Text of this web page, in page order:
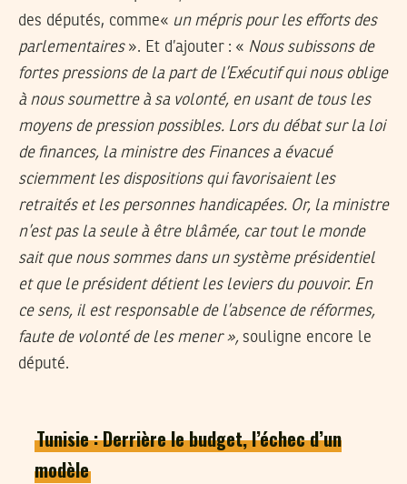
des députés, comme« un mépris pour les efforts des
parlementaires ». Et d’ajouter : « Nous subissons de
fortes pressions de la part de l’Exécutif qui nous oblige
à nous soumettre à sa volonté, en usant de tous les
moyens de pression possibles. Lors du débat sur la loi
de finances, la ministre des Finances a évacué
sciemment les dispositions qui favorisaient les
retraités et les personnes handicapées. Or, la ministre
n’est pas la seule à être blâmée, car tout le monde
sait que nous sommes dans un système présidentiel
et que le président détient les leviers du pouvoir. En
ce sens, il est responsable de l’absence de réformes,
faute de volonté de les mener », souligne encore le
député.
Tunisie : Derrière le budget, l’échec d’un
modèle